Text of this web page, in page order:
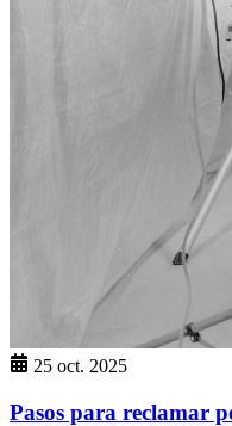
25 oct. 2025
Pasos para reclamar